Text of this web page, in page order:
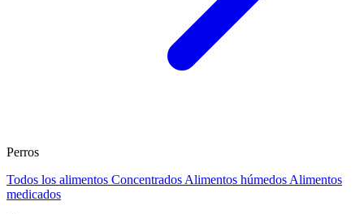
Perros
Todos los alimentos Concentrados Alimentos húmedos Alimentos
medicados